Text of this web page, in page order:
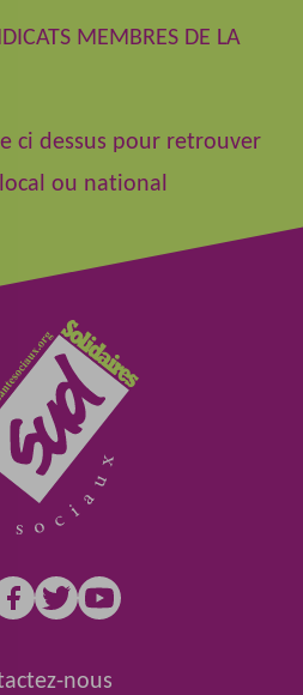
MEMBRES DE LA
ci dessus pour retrouver
ou national
nous